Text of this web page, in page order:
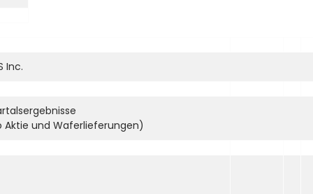
Inc.
und Waferlieferungen)